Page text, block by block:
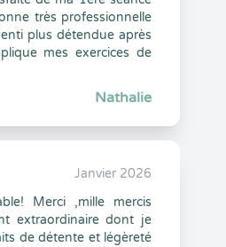
très professionnelle
plus détendue après
mes exercices de
Nathalie
Janvier 2026
Merci ,mille mercis
extraordinaire dont je
de détente et légèreté